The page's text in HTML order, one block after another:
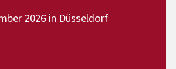
2026 in Düsseldorf